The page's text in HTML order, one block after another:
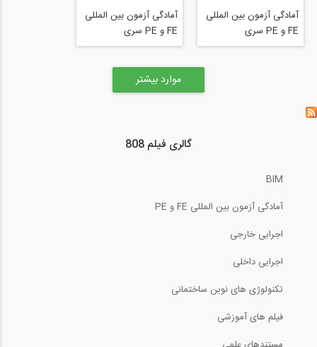
آمادگی آزمون بین المللی
FE و PE سری
structure free بخش
آمادگی آزمون بین المللی
FE و PE سری
structure free بخش
Method Example 3 -
Structural Analysis
موارد بیشتر
گالری فیلم 808
BIM
آمادگی آزمون بین المللی FE و PE
اجرایی خارجی
اجرایی داخلی
تکنولوژی های نوین ساختمانی
فیلم های آموزشی